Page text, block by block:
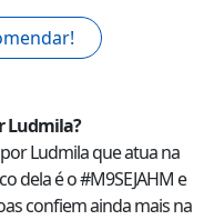
Ludmila?
Ludmilaque atua na
dela é o #M9SEJAHM e
confiem ainda mais na